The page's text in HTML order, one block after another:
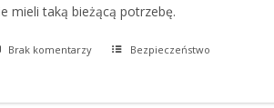
mieli taką bieżącą potrzebę.
Brak komentarzy
Bezpieczeństwo